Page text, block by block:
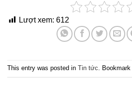
Lượt xem: 612
This entry was posted in Tin tức .